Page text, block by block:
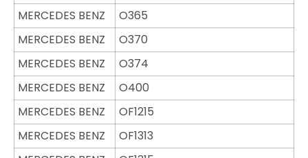
MERCEDES BENZ
O365
MERCEDES BENZ
O370
MERCEDES BENZ
O374
MERCEDES BENZ
O400
MERCEDES BENZ
OF1215
MERCEDES BENZ
OF1313